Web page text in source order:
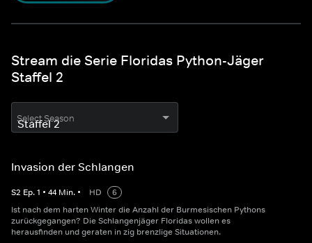
Stream die Serie Floridas Python-Jäger
Staffel 2
Select Season
Invasion der Schlangen
S2 Ep.1 • 44 Min. • HD
6
Ist nach dem harten Winter die Anzahl der Burmesischen Pythons
zurückgegangen? Die Schlangenjäger Floridas wollen es
herausfinden und geraten in zig brenzlige Situationen.